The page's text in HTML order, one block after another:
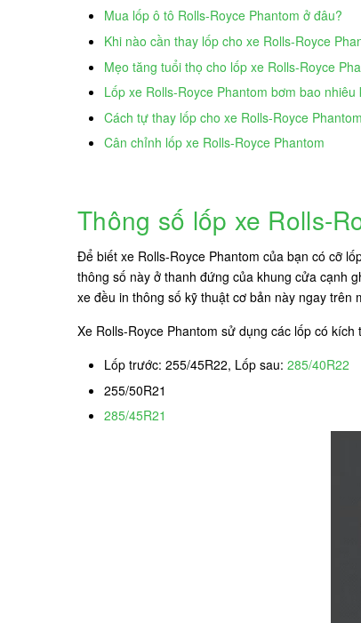
Mua lốp ô tô Rolls-Royce Phantom ở đâu?
Khi nào cần thay lốp cho xe Rolls-Royce
Mẹo tăng tuổi thọ cho lốp xe Rolls-Royce
Lốp xe Rolls-Royce Phantom bơm bao nhiêu
Cách tự thay lốp cho xe Rolls-Royce Phantom
Cân chỉnh lốp xe Rolls-Royce Phantom
Thông số lốp xe Rolls-
Để biết xe Rolls-Royce Phantom của bạn có cỡ
thông số này ở thanh đứng của khung cửa cạnh
xe đều in thông số kỹ thuật cơ bản này ngay trên
Xe Rolls-Royce Phantom sử dụng các lốp có kích
Lốp trước: 255/45R22, Lốp sau: 285/40R22
255/50R21
285/45R21